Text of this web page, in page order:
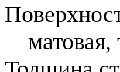
матовая,